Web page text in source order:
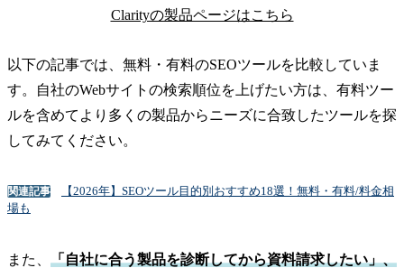
Clarityの製品ページはこちら
以下の記事では、無料・有料のSEOツールを比較していま
す。自社のWebサイトの検索順位を上げたい方は、有料ツー
ルを含めてより多くの製品からニーズに合致したツールを探
してみてください。
関連記事
【2026年】SEOツール目的別おすすめ18選！無料・有料/料金相
場も
また、 「自社に合う製品を診断してから資料請求したい」、